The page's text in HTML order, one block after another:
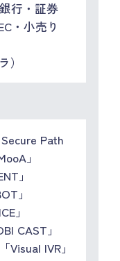
銀行・証券
・小売り
Secure Path
」
」
」
」
CAST」
IVR」